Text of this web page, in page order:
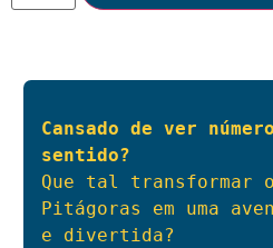
Cansado de ver
sentido?
Que tal transformar o
Pitágoras em uma
e divertida?